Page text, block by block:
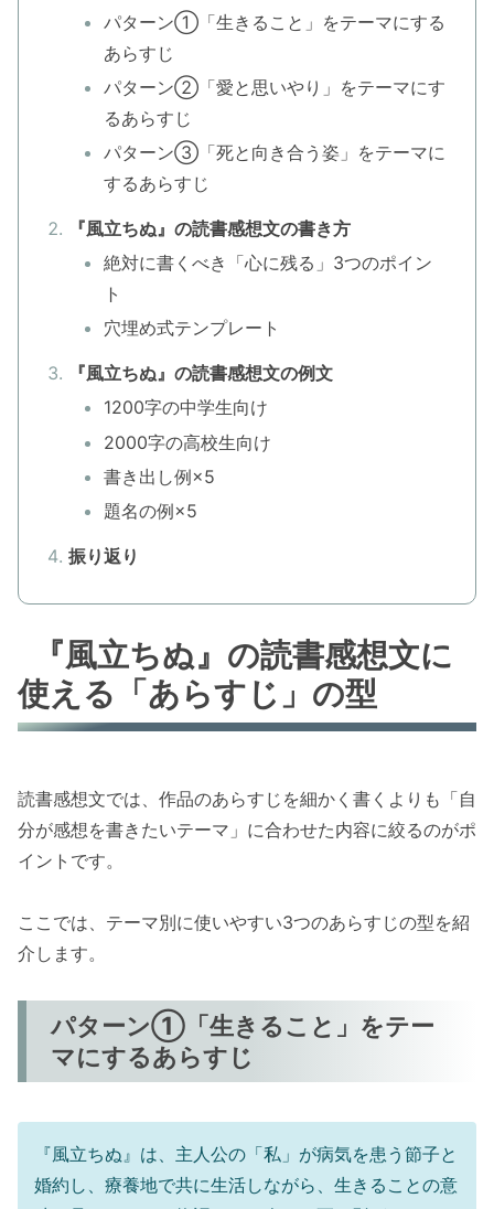
パターン①「生きること」をテーマにする
あらすじ
パターン②「愛と思いやり」をテーマにす
るあらすじ
パターン③「死と向き合う姿」をテーマに
するあらすじ
『風立ちぬ』の読書感想文の書き方
絶対に書くべき「心に残る」3つのポイン
ト
穴埋め式テンプレート
『風立ちぬ』の読書感想文の例文
1200字の中学生向け
2000字の高校生向け
書き出し例×5
題名の例×5
振り返り
『風立ちぬ』の読書感想文に
使える「あらすじ」の型
読書感想文では、作品のあらすじを細かく書くよりも「自
分が感想を書きたいテーマ」に合わせた内容に絞るのがポ
イントです。
ここでは、テーマ別に使いやすい3つのあらすじの型を紹
介します。
パターン①「生きること」をテー
マにするあらすじ
『風立ちぬ』は、主人公の「私」が病気を患う節子と
婚約し、療養地で共に生活しながら、生きることの意